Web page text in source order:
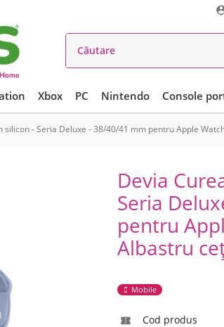
Xbox PC Nintendo Console
silicon - Seria Deluxe - 38/40/41 mm pentru Apple
Devia
Seria
pentru
Albastru
Mobile
 Cod produs